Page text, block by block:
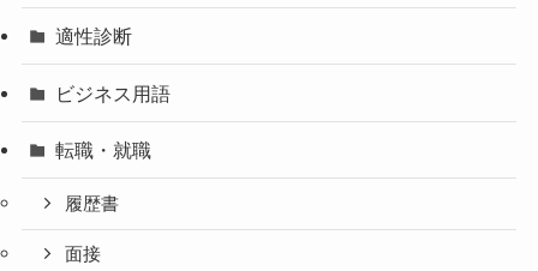
適性診断
ビジネス用語
転職・就職
履歴書
面接